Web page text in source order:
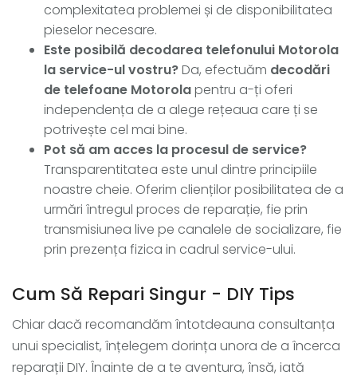
complexitatea problemei și de disponibilitatea
pieselor necesare.
Este posibilă decodarea telefonului Motorola
la service-ul vostru?Da, efectuăm decodări
de telefoane Motorolapentru a-ți oferi
independența de a alege rețeaua care ți se
potrivește cel mai bine.
Pot să am acces la procesul de service?
Transparentitatea este unul dintre principiile
noastre cheie. Oferim clienților posibilitatea de a
urmări întregul proces de reparație, fie prin
transmisiunea live pe canalele de socializare, fie
prin prezența fizica in cadrul service-ului.
Cum Să Repari Singur - DIY Tips
Chiar dacă recomandăm întotdeauna consultanța
unui specialist, înțelegem dorința unora de a încerca
reparații DIY. Înainte de a te aventura, însă, iată